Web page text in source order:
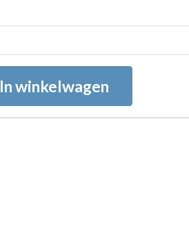
In winkelwagen